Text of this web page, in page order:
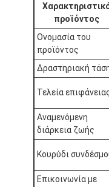
Σπίτι
Βίντεο
Εμφάνιση VR
προϊόντος
Ονομασία του
προϊόντος
Δραστηριακή
Τελεία
Αναμενόμενη
διάρκεια ζωής
Κουρύδι
Επικοινωνία με